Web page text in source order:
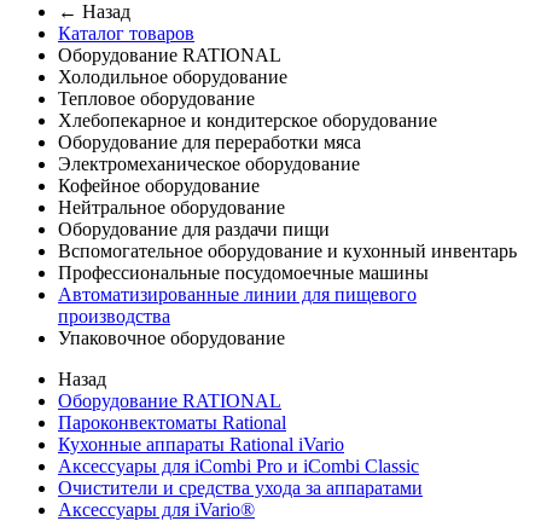
← Назад
Каталог товаров
Оборудование RATIONAL
Холодильное оборудование
Тепловое оборудование
Хлебопекарное и кондитерское оборудование
Оборудование для переработки мяса
Электромеханическое оборудование
Кофейное оборудование
Нейтральное оборудование
Оборудование для раздачи пищи
Вспомогательное оборудование и кухонный инвентарь
Профессиональные посудомоечные машины
Автоматизированные линии для пищевого
производства
Упаковочное оборудование
Назад
Оборудование RATIONAL
Пароконвектоматы Rational
Кухонные аппараты Rational iVario
Аксессуары для iCombi Pro и iCombi Classic
Очистители и средства ухода за аппаратами
Аксессуары для iVario®